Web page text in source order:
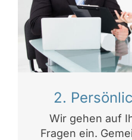
2.
Wir gehen auf
Fragen ein.